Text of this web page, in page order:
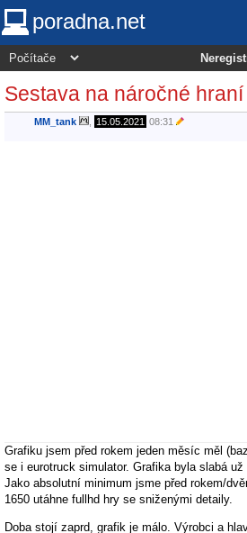
poradna.net
Sestava na náročné
MM_tank 15.05.2021 08:31
Grafiku jsem před rokem jeden měsíc měl
se i eurotruck simulator. Grafika byla slabá už
Jako absolutní minimum jsme před rokem/
1650 utáhne fullhd hry se sniženými detaily.
Doba stojí zaprd, grafik je málo. Výrobci a